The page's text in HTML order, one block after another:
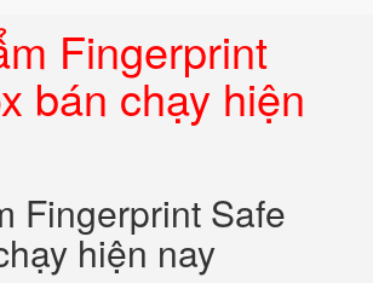
Fingerprint
bán chạy hiện
Fingerprint Safe
hiện nay